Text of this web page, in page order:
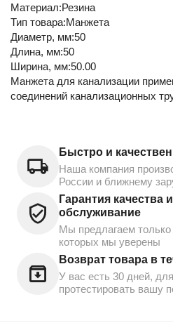
Материал:Резина
Тип товара:Манжета
Диаметр, мм:50
Длина, мм:50
Ширина, мм:50.00
Манжета для канализации
соединений канализационных
Быстро и
Наша компания
России и ближнему
Гарантия качества
обслуживание
Мы предлагаем только
которых мы уверены
Возврат товара в
У вас есть 30 дней,
протестировать вашу